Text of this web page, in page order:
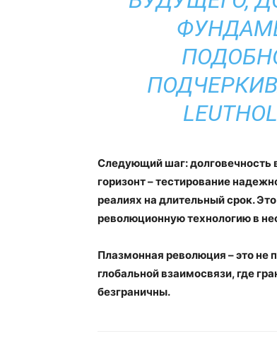
Следующий шаг: долговечность
горизонт – тестирование
реалиях на длительный срок.
революционную технологию в
Плазмонная революция – это не
глобальной взаимосвязи, где
безграничны.